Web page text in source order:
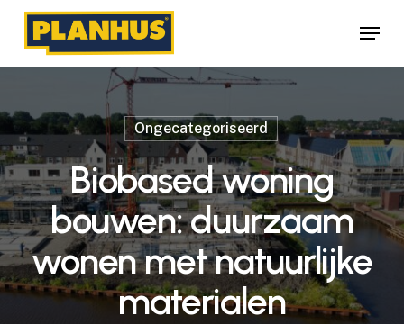
Skip
main
Menu
Ongecategoriseerd
Biobased woning
bouwen: duurzaam
wonen met natuurlijke
materialen